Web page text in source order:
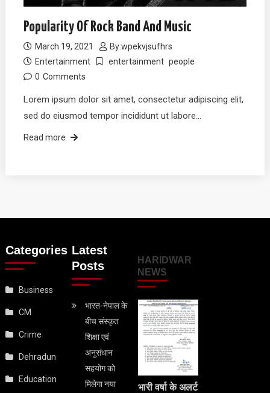
Popularity Of Rock Band And Music
March 19, 2021 By:wpekvjsufhrs
Entertainment
entertainment people
0 Comments
Lorem ipsum dolor sit amet, consectetur adipiscing elit,
sed do eiusmod tempor incididunt ut labore…
Read more
Categories
Business
CM
Crime
Dehradun
Education
Latest
Posts
भारत-नेपाल के
बीच संस्कृत
शिक्षा एवं
अनुसंधान
सहयोग को
मिलेगा नया
HARIDWAR
NEWS
भारी वर्षा के अलर्ट